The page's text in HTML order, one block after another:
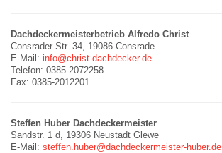
Dachdeckermeisterbetrieb Alfredo Christ
Consrader Str. 34, 19086 Consrade
E-Mail: info@christ-dachdecker.de
Telefon: 0385-2072258
Fax: 0385-2012201
Steffen Huber Dachdeckermeister
Sandstr. 1 d, 19306 Neustadt Glewe
E-Mail: steffen.huber@dachdeckermeister-huber.de